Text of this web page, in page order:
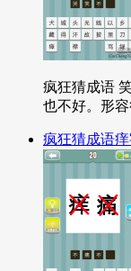
疯狂猜成语
也不好。形
疯狂猜成语